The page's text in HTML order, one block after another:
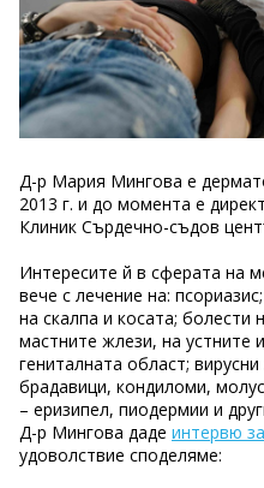
Д-р Мария Мингова е
2013 г. и до момента е
Клиник Сърдечно-съдов
Интересите й в сферата на
вече с лечение на:
на скалпа и косата; болести
мастните жлези, на устните
гениталната област;
брадавици, кондиломи,
– еризипел, пиодермии и
Д-р Мингова даде интервю
удоволствие споделяме: